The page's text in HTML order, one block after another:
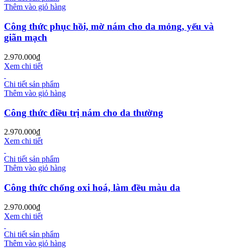
Thêm vào giỏ hàng
Công thức phục hồi, mờ nám cho da mỏng, yếu và
giãn mạch
2.970.000₫
Xem chi tiết
Chi tiết sản phẩm
Thêm vào giỏ hàng
Công thức điều trị nám cho da thường
2.970.000₫
Xem chi tiết
Chi tiết sản phẩm
Thêm vào giỏ hàng
Công thức chống oxi hoá, làm đều màu da
2.970.000₫
Xem chi tiết
Chi tiết sản phẩm
Thêm vào giỏ hàng